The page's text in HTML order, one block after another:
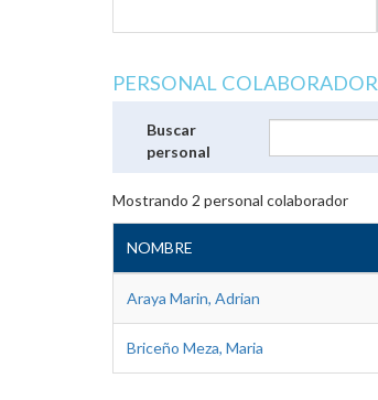
PERSONAL COLABORADOR
Buscar
personal
Mostrando 2 personal colaborador
NOMBRE
Araya Marin, Adrian
Briceño Meza, Maria